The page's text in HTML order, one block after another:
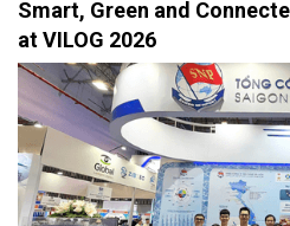
Smart, Green and
at VILOG 2026